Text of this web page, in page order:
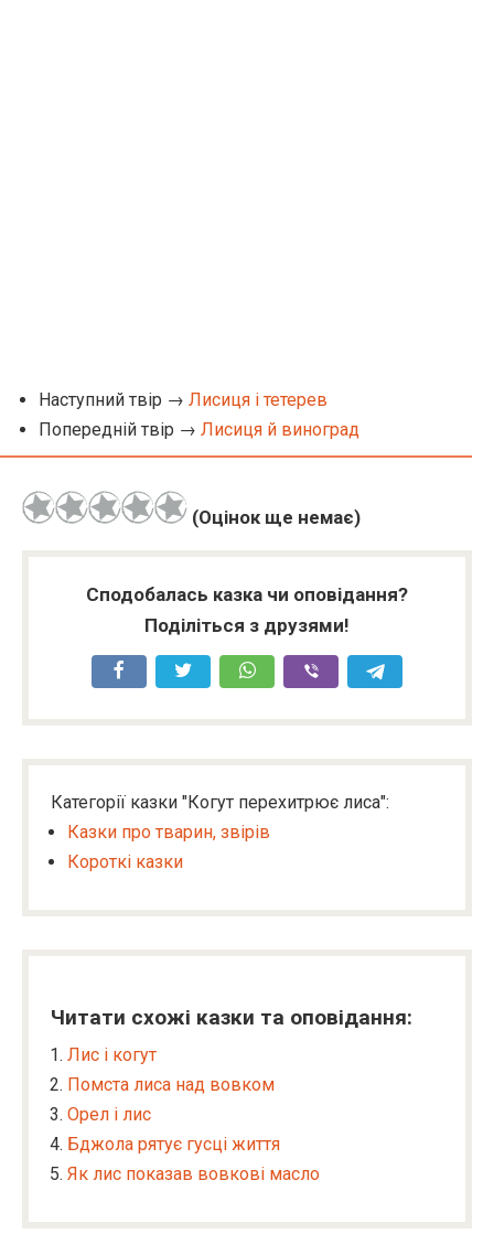
Наступний твір → Лисиця і тетерев
Попередній твір → Лисиця й виноград
(Оцінок ще немає)
Сподобалась казка чи оповідання?
Поділіться з друзями!
Категорії казки "Когут перехитрює лиса":
Казки про тварин, звірів
Короткі казки
Читати схожі казки та оповідання:
Лис і когут
Помста лиса над вовком
Орел і лис
Бджола рятує гусці життя
Як лис показав вовкові масло